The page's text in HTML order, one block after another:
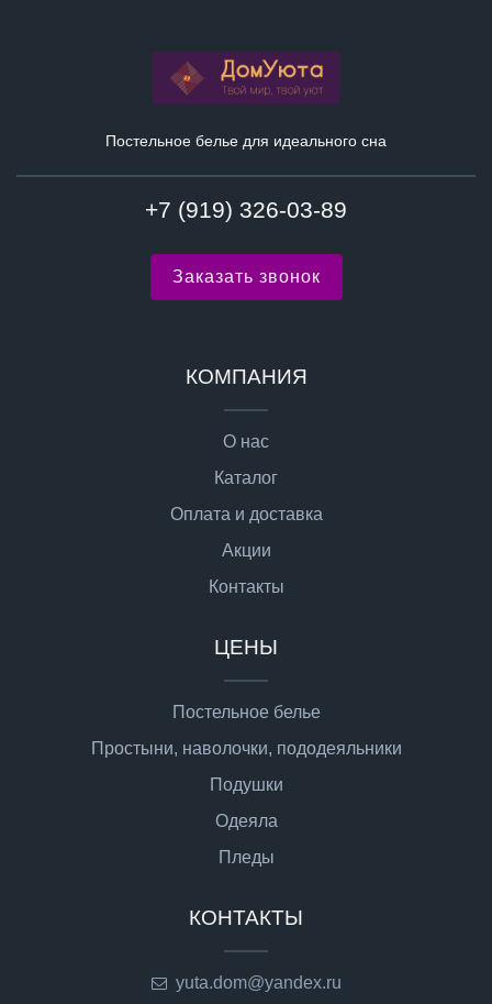
Постельное белье для идеального сна
+7 (919) 326-03-89
Заказать звонок
КОМПАНИЯ
О нас
Каталог
Оплата и доставка
Акции
Контакты
ЦЕНЫ
Постельное белье
Простыни, наволочки, пододеяльники
Подушки
Одеяла
Пледы
КОНТАКТЫ
yuta.dom@yandex.ru